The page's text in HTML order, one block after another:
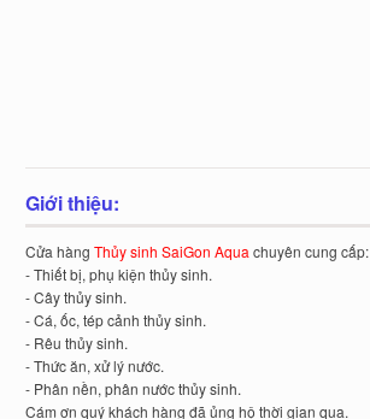
Giới thiệu:
Cửa hàngThủy sinh SaiGon Aquachuyên cung cấp:
- Thiết bị, phụ kiện thủy sinh.
- Cây thủy sinh.
- Cá, ốc, tép cảnh thủy sinh.
- Rêu thủy sinh.
- Thức ăn, xử lý nước.
- Phân nền, phân nước thủy sinh.
Cám ơn quý khách hàng đã ủng hộ thời gian qua.